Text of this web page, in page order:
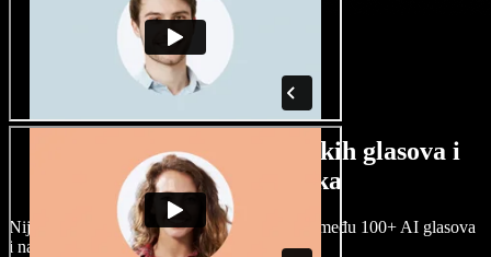
Veliki izbor muških i ženskih glasova i
raznih naglasaka
Nijedan projekt ne mora zvučati isto. Birajte među 100+ AI glasova
i naglasaka i prilagodite ih sebi.